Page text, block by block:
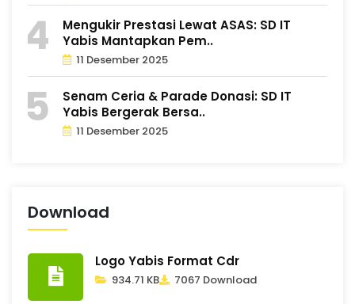
Mengukir Prestasi Lewat ASAS: SD IT
Yabis Mantapkan Pem..
11 Desember 2025
Senam Ceria & Parade Donasi: SD IT
Yabis Bergerak Bersa..
11 Desember 2025
Download
Logo Yabis Format Cdr
934.71 KB 7067 Download